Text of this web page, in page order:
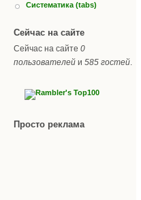
Систематика (tabs)
Сейчас на сайте
Сейчас на сайте 0
пользователей и 585 гостей.
Просто реклама